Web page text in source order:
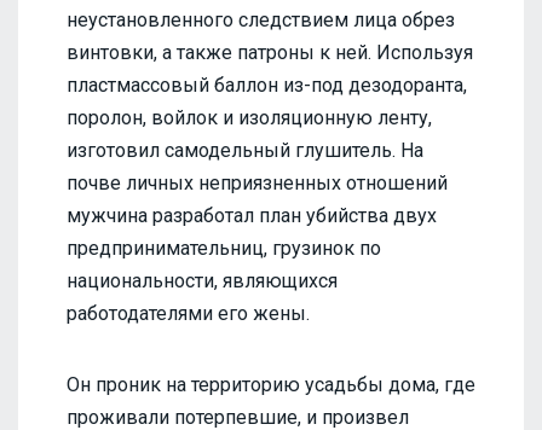
неустановленного следствием лица обрез
винтовки, а также патроны к ней. Используя
пластмассовый баллон из-под дезодоранта,
поролон, войлок и изоляционную ленту,
изготовил самодельный глушитель. На
почве личных неприязненных отношений
мужчина разработал план убийства двух
предпринимательниц, грузинок по
национальности, являющихся
работодателями его жены.
Он проник на территорию усадьбы дома, где
проживали потерпевшие, и произвел